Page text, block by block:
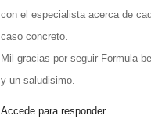
con el especialista acerca de
caso concreto.
Mil gracias por seguir Formula
y un saludisimo.
Accede para responder